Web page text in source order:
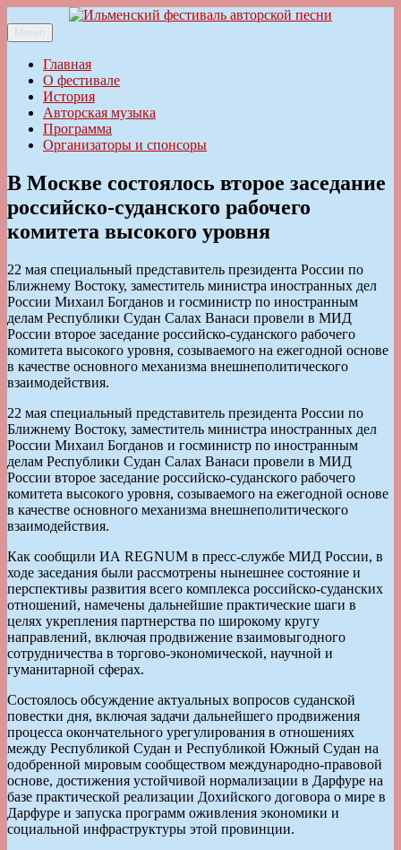
к
содержимому
Ильменский фестиваль авторской песни
Меню
Главная
О фестивале
История
Авторская музыка
Программа
Организаторы и спонсоры
В Москве состоялось второе заседание
российско-суданского рабочего
комитета высокого уровня
22 мая специальный представитель президента России по
Ближнему Востоку, заместитель министра иностранных дел
России Михаил Богданов и госминистр по иностранным
делам Республики Судан Салах Ванаси провели в МИД
России второе заседание российско-суданского рабочего
комитета высокого уровня, созываемого на ежегодной основе
в качестве основного механизма внешнеполитического
взаимодействия.
22 мая специальный представитель президента России по
Ближнему Востоку, заместитель министра иностранных дел
России Михаил Богданов и госминистр по иностранным
делам Республики Судан Салах Ванаси провели в МИД
России второе заседание российско-суданского рабочего
комитета высокого уровня, созываемого на ежегодной основе
в качестве основного механизма внешнеполитического
взаимодействия.
Как сообщили ИА REGNUM в пресс-службе МИД России, в
ходе заседания были рассмотрены нынешнее состояние и
перспективы развития всего комплекса российско-суданских
отношений, намечены дальнейшие практические шаги в
целях укрепления партнерства по широкому кругу
направлений, включая продвижение взаимовыгодного
сотрудничества в торгово-экономической, научной и
гуманитарной сферах.
Состоялось обсуждение актуальных вопросов суданской
повестки дня, включая задачи дальнейшего продвижения
процесса окончательного урегулирования в отношениях
между Республикой Судан и Республикой Южный Судан на
одобренной мировым сообществом международно-правовой
основе, достижения устойчивой нормализации в Дарфуре на
базе практической реализации Дохийского договора о мире в
Дарфуре и запуска программ оживления экономики и
социальной инфраструктуры этой провинции.